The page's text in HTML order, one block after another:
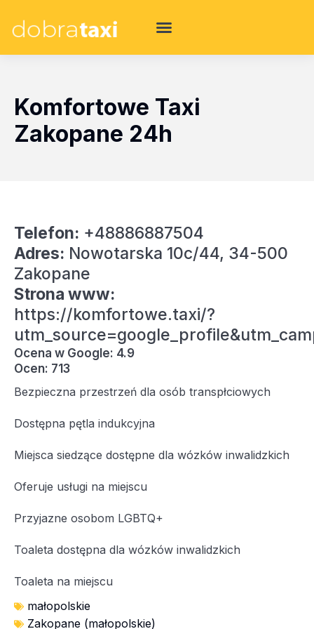
Komfortowe Taxi
Zakopane 24h
Telefon: +48886887504
Adres: Nowotarska 10c/44, 34-500
Zakopane
Strona www:
https://komfortowe.taxi/?
Ocena w Google: 4.9
Ocen: 713
Bezpieczna przestrzeń dla osób transpłciowych
Dostępna pętla indukcyjna
Miejsca siedzące dostępne dla wózków inwalidzkich
Oferuje usługi na miejscu
Przyjazne osobom LGBTQ+
Toaleta dostępna dla wózków inwalidzkich
Toaleta na miejscu
małopolskie
Zakopane (małopolskie)